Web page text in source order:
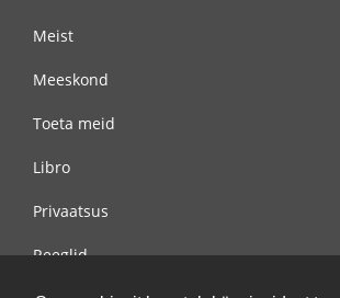
Meist
Meeskond
Toeta meid
Libro
Privaatsus
Reeglid